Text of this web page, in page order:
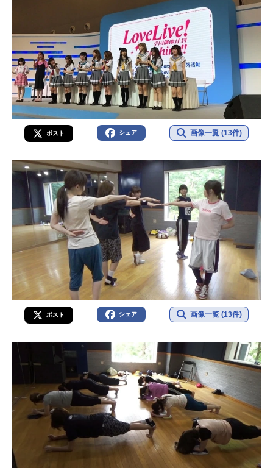
ポスト シェア 画像一覧 (13件)
ポスト シェア 画像一覧 (13件)